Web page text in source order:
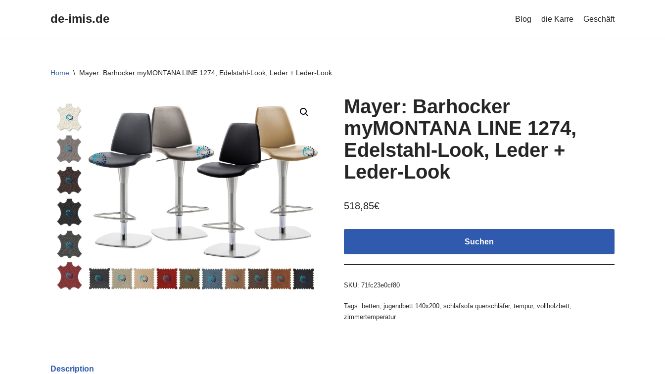
de-imis.de Blog die Karre Geschäft
Home \ Mayer: Barhocker myMONTANA LINE 1274, Edelstahl-Look, Leder + Leder-Look
Mayer: Barhocker
myMONTANA LINE 1274,
Edelstahl-Look, Leder +
Leder-Look
518,85€
Suchen
SKU: 71fc23e0cf80
Tags: betten, jugendbett 140x200, schlafsofa querschläfer, tempur, vollholzbett,
zimmertemperatur
Description